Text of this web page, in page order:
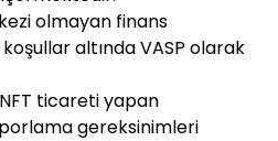
olmayan finans
altında VASP olarak
NFT ticareti yapan
gereksinimleri